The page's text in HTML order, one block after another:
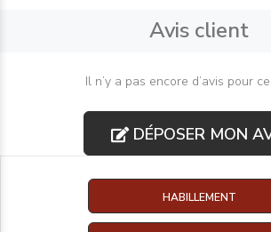
Avis client
Il n’y a pas encore d’avis pour
DÉPOSER MON
HABILLEMENT